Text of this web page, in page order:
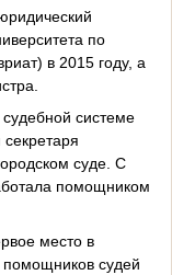
по
в 2015 году, а
системе
суде. С
помощником
место в
помощников судей